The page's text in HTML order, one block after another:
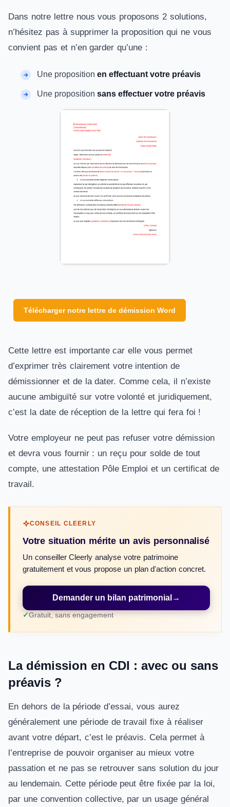
Dans notre lettre nous vous proposons 2 solutions,
n’hésitez pas à supprimer la proposition qui ne vous
convient pas et n’en garder qu’une :
Une proposition en effectuant votre préavis
Une proposition sans effectuer votre préavis
Télécharger notre lettre de démission Word
Cette lettre est importante car elle vous permet
d’exprimer très clairement votre intention de
démissionner et de la dater. Comme cela, il n’existe
aucune ambiguïté sur votre volonté et juridiquement,
c’est la date de réception de la lettre qui fera foi !
Votre employeur ne peut pas refuser votre démission
et devra vous fournir : un reçu pour solde de tout
compte, une attestation Pôle Emploi et un certificat de
travail.
CONSEIL CLEERLY
Votre situation mérite un avis personnalisé
Un conseiller Cleerly analyse votre patrimoine
gratuitement et vous propose un plan d'action concret.
Demander un bilan patrimonial →
Gratuit, sans engagement
La démission en CDI : avec ou sans
préavis ?
En dehors de la période d’essai, vous aurez
généralement une période de travail fixe à réaliser
avant votre départ, c’est le préavis. Cela permet à
l’entreprise de pouvoir organiser au mieux votre
passation et ne pas se retrouver sans solution du jour
au lendemain. Cette période peut être fixée par la loi,
par une convention collective, par un usage général